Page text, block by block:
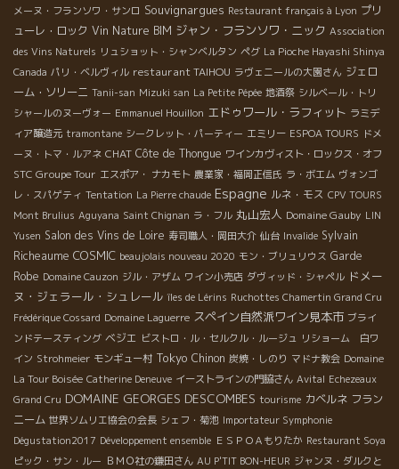
メーヌ・フランソワ・サンロ Souvignargues Restaurant français à Lyon プリ
ューレ・ロック Vin Nature BIM ジャン・フランソワ・ニック Association
des Vins Naturels リュショット・シャンベルタン ペグ La Pioche Hayashi Shinya
Canada パリ・ベルヴィル restaurant TAIHOU ラヴェニールの大園さん ジェロ
ーム・ソリーニ Tanii-san Mizuki san La Petite Pépée 地酒祭 シルベール・トリ
シャールのヌーヴォー Emmanuel Houillon エドゥワール・ラフィット ラミデ
ィア醸造元 tramontane シークレット・パーティー エミリー ESPOA TOURS ドメ
ーヌ・トマ・ルアネ CHAT Côte de Thongue ワインカヴィスト・ロックス・オフ
STC Groupe Tour エスポア・ ナカモト 農業家・福岡正信氏 ラ・ボエム ヴォンゴ
レ・スパゲティ Tentation La Pierre chaude Espagne ルネ・モス CPV TOURS
Mont Brulius Aguyana Saint Chignan ラ・フル 丸山宏人 Domaine Gauby LIN
Yusen Salon des Vins de Loire 寿司職人・岡田大介 仙台 Invalide Sylvain
Richeaume COSMIC beaujolais nouveau 2020 モン・ブリュリウス Garde
Robe Domaine Cauzon ジル・アザム ワイン小売店 ダヴィッド・シャペル ドメー
ヌ・ジェラール・シュレール îles de Lérins Ruchottes Chamertin Grand Cru
Frédérique Cossard Domaine Laguerre スペイン自然派ワイン見本市 ブライ
ンドテースティング ベジエ ビストロ・ル・セルクル・ルージュ リショーム 白ワ
イン Strohmeier モンギュー村 Tokyo Chinon 炭焼・しのり マドナ教会 Domaine
La Tour Boisée Catherine Deneuve イーストラインの門脇さん Avital Echezeaux
Grand Cru DOMAINE GEORGES DESCOMBES tourisme カベルネ フラン
ニーム 世界ソムリエ協会の会長 シェフ・菊池 Importateur Symphonie
Dégustation2017 Développement ensemble ＥＳＰＯＡもりたか Restaurant Soya
ピック・サン・ルー ＢＭＯ社の鎌田さん AU P'TIT BON-HEUR ジャンヌ・ダルクと